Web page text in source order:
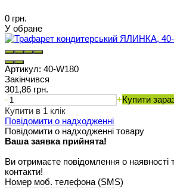
0 грн.
У обране
Артикул: 40-W180
Закінчився
301,86 грн.
-
+Купити
Купити в 1 клік
Повідомити о надходженні
Повідомити о надходженні товару
Ваша заявка прийнята!
Ви отримаєте повідомлення о наявності
контакти!
Номер моб. телефона (SMS)